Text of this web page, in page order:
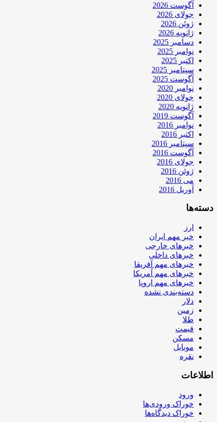
آگوست 2026
جولای 2026
ژوئن 2026
ژانویه 2026
دسامبر 2025
نوامبر 2025
اکتبر 2025
سپتامبر 2025
آگوست 2025
نوامبر 2020
جولای 2020
ژانویه 2020
آگوست 2019
نوامبر 2016
اکتبر 2016
سپتامبر 2016
آگوست 2016
جولای 2016
ژوئن 2016
می 2016
آوریل 2016
دسته‌ها
ارز
خبر مهم ایران
خبرهای خارجی
خبرهای داخلی
خبرهای مهم آفریقا
خبرهای مهم آمریکا
خبرهای مهم اروپا
دسته‌بندی نشده
دلار
زمین
طلا
قیمت
مسکن
موبایل
نقره
اطلاعات
ورود
خوراک ورودی‌ها
خوراک دیدگاه‌ها